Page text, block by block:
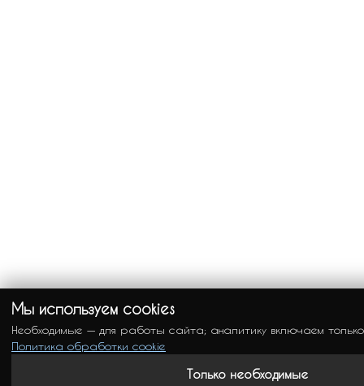
Мы используем cookies
Необходимые — для работы сайта; аналитику включаем
Политика обработки cookie
Только необходимые